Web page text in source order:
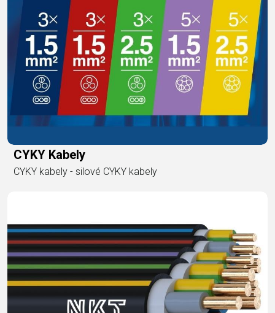
CYKY Kabely
CYKY kabely - silové CYKY kabely